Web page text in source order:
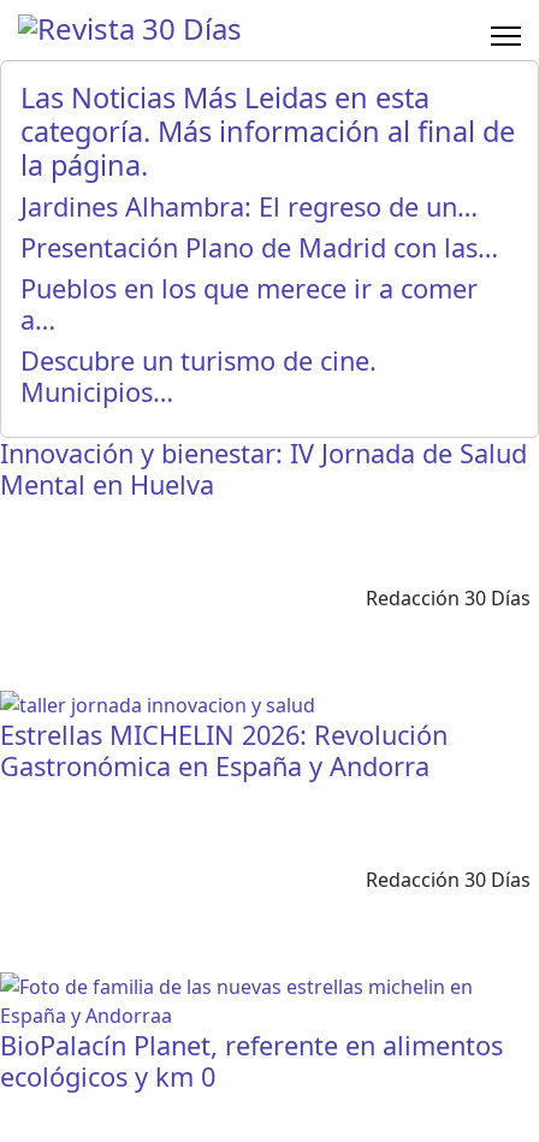
Las Noticias Más Leidas en esta
categoría. Más información al final de
la página.
Jardines Alhambra: El regreso de un…
Presentación Plano de Madrid con las…
Pueblos en los que merece ir a comer
a…
Descubre un turismo de cine.
Municipios…
Innovación y bienestar: IV Jornada de Salud
Mental en Huelva
Redacción 30 Días
Estrellas MICHELIN 2026: Revolución
Gastronómica en España y Andorra
Redacción 30 Días
BioPalacín Planet, referente en alimentos
ecológicos y km 0